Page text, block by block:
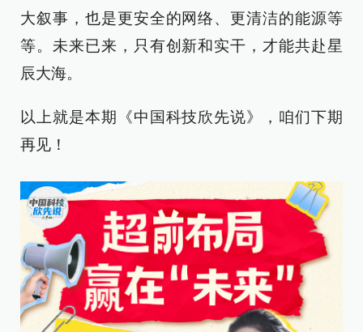
大叙事，也是更安全的网络、更清洁的能源等
等。未来已来，只有创新和实干，才能共赴星
辰大海。
以上就是本期《中国科技欣先说》，咱们下期
再见！